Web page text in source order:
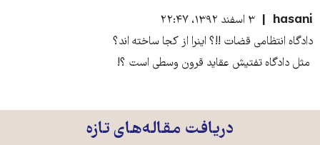
hasani
۳ اسفند ۱۳۹۲، ۲۲:۴۷
دادگاه انتظامی قضات !!؟ اینرا از کجا ساخته اند؟
مثل دادگاه تفتیش عقاید قرون وسطی است ؟!
دریافت مقاله‌های تازه